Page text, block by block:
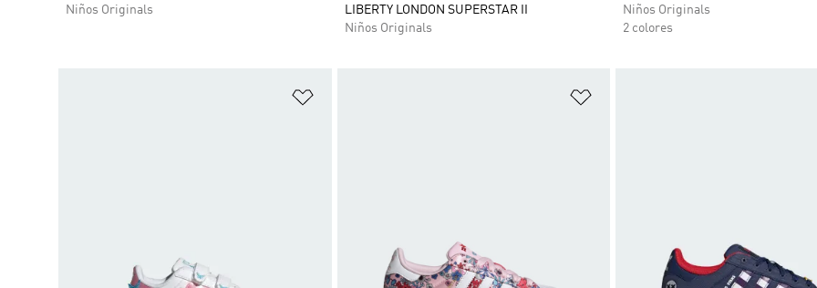
Niños Originals
LIBERTY LONDON SUPERSTAR II
Niños Originals
Niños Originals
2 colores